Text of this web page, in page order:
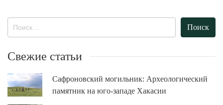
Свежие статьи
Сафроновский могильник: Археологический
памятник на юго-западе Хакасии